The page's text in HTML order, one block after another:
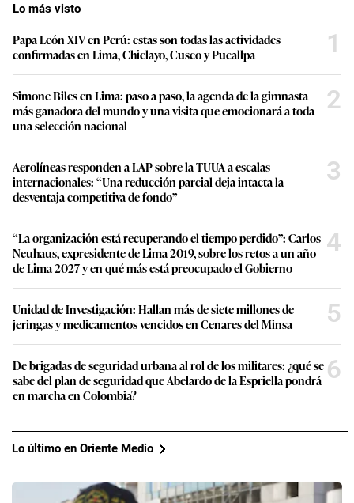
Lo más visto
Papa León XIV en Perú: estas son todas las actividades
confirmadas en Lima, Chiclayo, Cusco y Pucallpa
1
Simone Biles en Lima: paso a paso, la agenda de la gimnasta
más ganadora del mundo y una visita que emocionará a toda
una selección nacional
2
Aerolíneas responden a LAP sobre la TUUA a escalas
internacionales: “Una reducción parcial deja intacta la
desventaja competitiva de fondo”
3
“La organización está recuperando el tiempo perdido”: Carlos
Neuhaus, expresidente de Lima 2019, sobre los retos a un año
de Lima 2027 y en qué más está preocupado el Gobierno
4
Unidad de Investigación: Hallan más de siete millones de
jeringas y medicamentos vencidos en Cenares del Minsa
5
De brigadas de seguridad urbana al rol de los militares: ¿qué se
sabe del plan de seguridad que Abelardo de la Espriella pondrá
en marcha en Colombia?
6
Lo último en Oriente Medio